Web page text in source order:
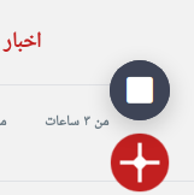
من ٣ ساعات من